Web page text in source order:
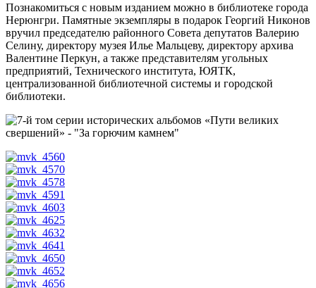
Познакомиться с новым изданием можно в библиотеке города
Нерюнгри. Памятные экземпляры в подарок Георгий Никонов
вручил председателю районного Совета депутатов Валерию
Селину, директору музея Илье Мальцеву, директору архива
Валентине Перкун, а также представителям угольных
предприятий, Технического института, ЮЯТК,
централизованной библиотечной системы и городской
библиотеки.